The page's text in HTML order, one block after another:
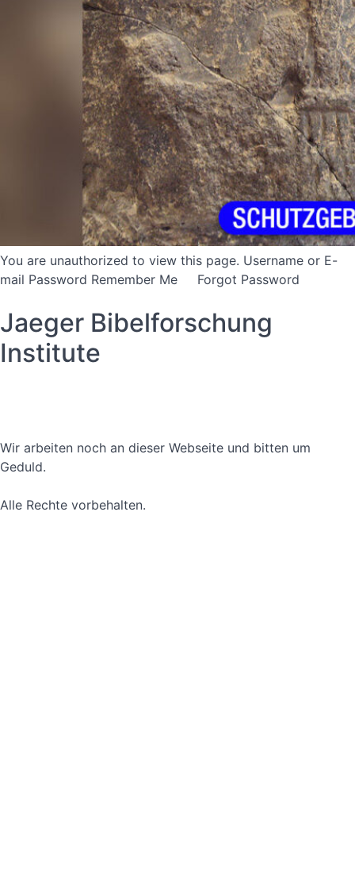
You are unauthorized to view this page. Username or E-
mail Password Remember Me Forgot Password
Jaeger Bibelforschung
Institute
Wir arbeiten noch an dieser Webseite und bitten um
Geduld.
Alle Rechte vorbehalten.